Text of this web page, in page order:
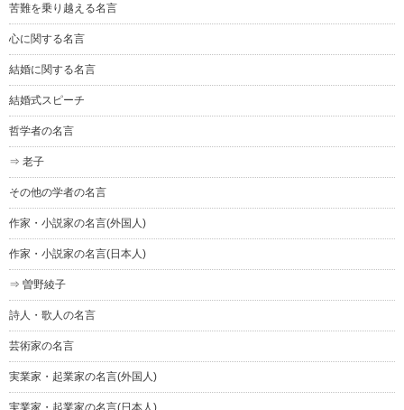
苦難を乗り越える名言
心に関する名言
結婚に関する名言
結婚式スピーチ
哲学者の名言
⇒ 老子
その他の学者の名言
作家・小説家の名言(外国人)
作家・小説家の名言(日本人)
⇒ 曽野綾子
詩人・歌人の名言
芸術家の名言
実業家・起業家の名言(外国人)
実業家・起業家の名言(日本人)